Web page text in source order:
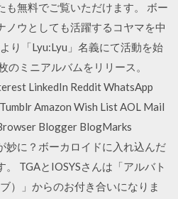
も無料でご覧いただけます。 ボー
ノウとしても活躍するコヤマを中
り「Lyu:Lyu」名義にて活動を始
ミニアルバムをリリース。
LinkedIn Reddit WhatsApp
Amazon Wish List AOL Mail
Blogger BlogMarks
妙に？ボーカロイドに入れ込んだ
TGAとIOSYSさんは「アルバト
）」からのお付き合いになりま